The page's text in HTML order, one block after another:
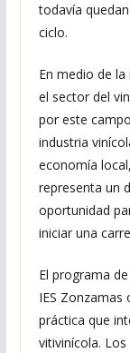
todavía
ciclo.
En medio de
el sector del
por este
industria
economía
representa un
oportunidad
iniciar una
El programa
IES
práctica que
vitivinícola.